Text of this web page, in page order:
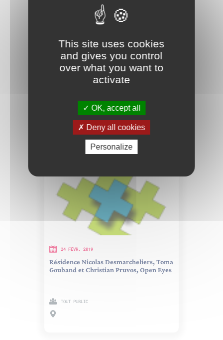
13 FÉVR. 2021
Où il est question de rythme
LYCÉE JACQUES PRÉVERT (SAVENAY)
24 FÉVR. 2019
Résidence Nicolas Desmarcheliers, Toma
Gouband et Christian Pruvos, Open Eyes
TOUT PUBLIC
This site uses cookies
and gives you control
over what you want to
activate
OK, accept all
Deny all cookies
Personalize